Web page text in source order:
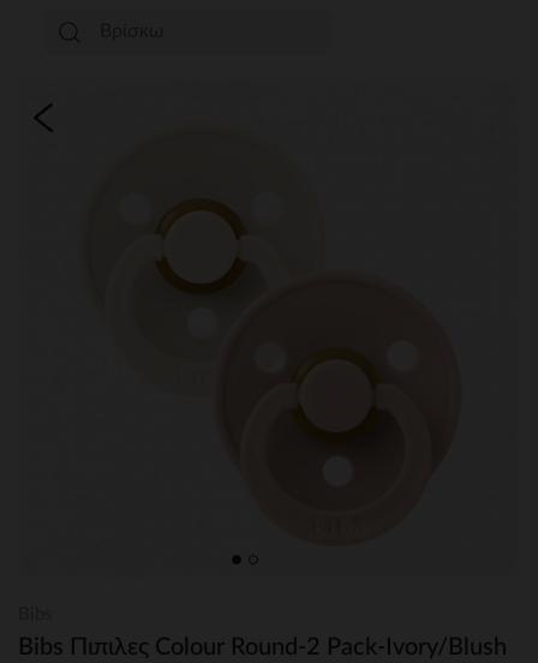
Bibs Πιπιλες Colour Round-2 Pack-Ivory/Blush